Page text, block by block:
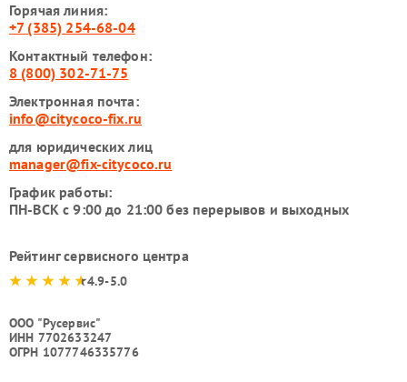
Горячая линия:
+7 (385) 254-68-04
Контактный телефон:
8 (800) 302-71-75
Электронная почта:
info@citycoco-fix.ru
для юридических лиц
manager@fix-citycoco.ru
График работы:
ПН-ВСК с 9:00 до 21:00 без перерывов и выходных
Рейтинг сервисного центра
4.9-5.0
ООО "Русервис"
ИНН 7702633247
ОГРН 1077746335776